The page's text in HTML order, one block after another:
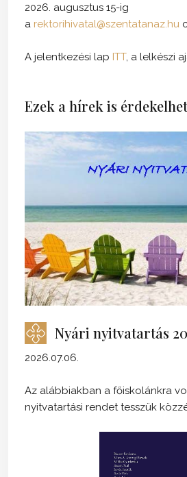
2026. augusztus 15-ig
a rektorihivatal@szentatanaz.hu
A jelentkezési lap ITT, a lelkészi
Ezek a hírek is
Nyári nyitvatartás
2026.07.06.
Az alábbiakban a főiskolánkra
nyitvatartási rendet tesszük